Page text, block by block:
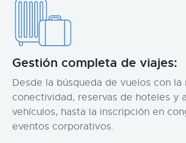
Gestión completa de viajes:
Desde la búsqueda de vuelos con la
conectividad, reservas de hoteles y
vehículos, hasta la inscripción en
eventos corporativos.